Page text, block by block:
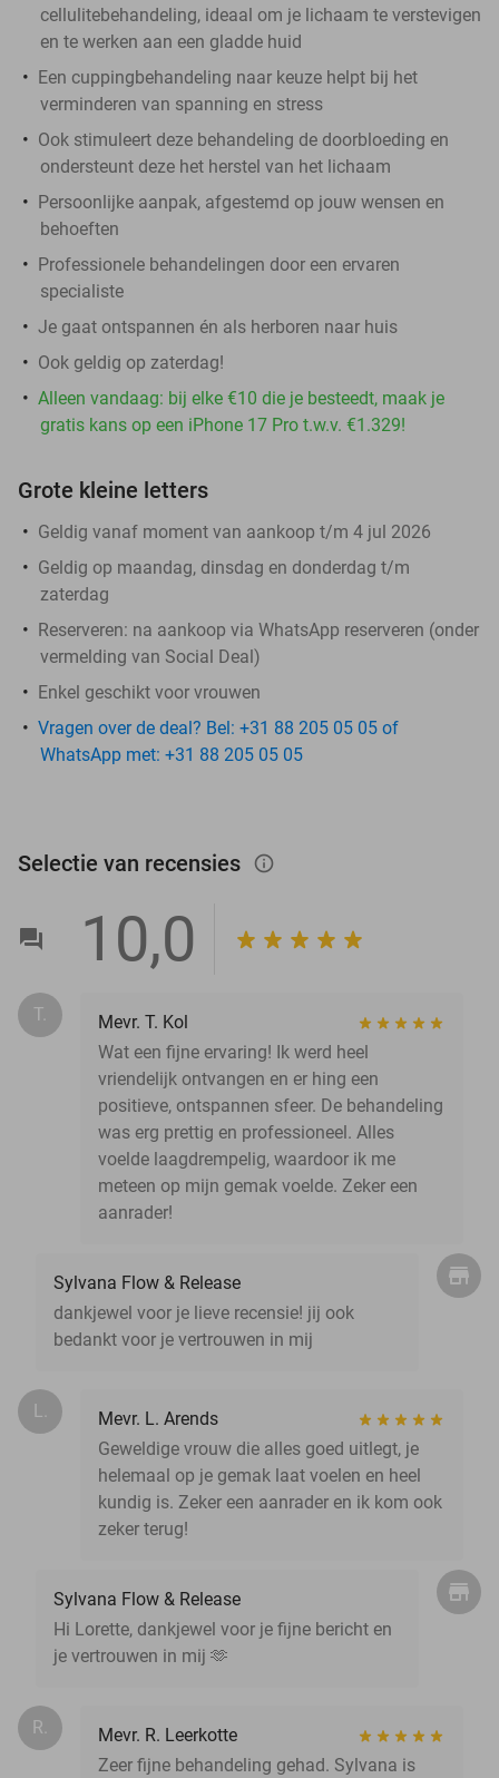
cellulitebehandeling, ideaal om je lichaam te verstevigen
en te werken aan een gladde huid
Een cuppingbehandeling naar keuze helpt bij het
verminderen van spanning en stress
Ook stimuleert deze behandeling de doorbloeding en
ondersteunt deze het herstel van het lichaam
Persoonlijke aanpak, afgestemd op jouw wensen en
behoeften
Professionele behandelingen door een ervaren
specialiste
Je gaat ontspannen én als herboren naar huis
Ook geldig op zaterdag!
Alleen vandaag: bij elke €10 die je besteedt, maak je
gratis kans op een iPhone 17 Pro t.w.v. €1.329!
Grote kleine letters
Geldig vanaf moment van aankoop t/m 4 jul 2026
Geldig op maandag, dinsdag en donderdag t/m
zaterdag
Reserveren: na aankoop via WhatsApp reserveren (onder
vermelding van Social Deal)
Enkel geschikt voor vrouwen
Vragen over de deal? Bel: +31 88 205 05 05 of
WhatsApp met: +31 88 205 05 05
Selectie van recensies info_outlined
10,0
T.
Mevr. T. Kol
Wat een fijne ervaring! Ik werd heel
vriendelijk ontvangen en er hing een
positieve, ontspannen sfeer. De behandeling
was erg prettig en professioneel. Alles
voelde laagdrempelig, waardoor ik me
meteen op mijn gemak voelde. Zeker een
aanrader!
Sylvana Flow & Release
dankjewel voor je lieve recensie! jij ook
bedankt voor je vertrouwen in mij
L.
Mevr. L. Arends
Geweldige vrouw die alles goed uitlegt, je
helemaal op je gemak laat voelen en heel
kundig is. Zeker een aanrader en ik kom ook
zeker terug!
Sylvana Flow & Release
Hi Lorette, dankjewel voor je fijne bericht en
je vertrouwen in mij 🫶
R.
Mevr. R. Leerkotte
Zeer fijne behandeling gehad. Sylvana is